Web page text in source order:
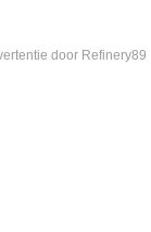
door Refinery89